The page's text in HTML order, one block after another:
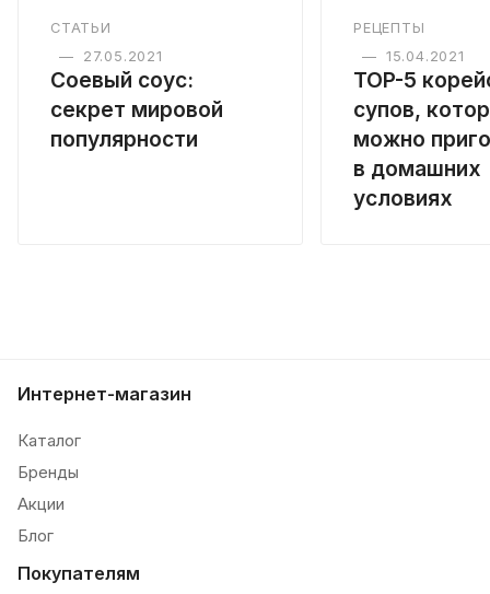
СТАТЬИ
—
27.05.2021
Соевый соус:
секрет мировой
популярности
РЕЦЕПТЫ
— 15.04.2021
TOP-5
супов,
можно
в домашних
условиях
Интернет-магазин
Каталог
Бренды
Акции
Блог
Покупателям